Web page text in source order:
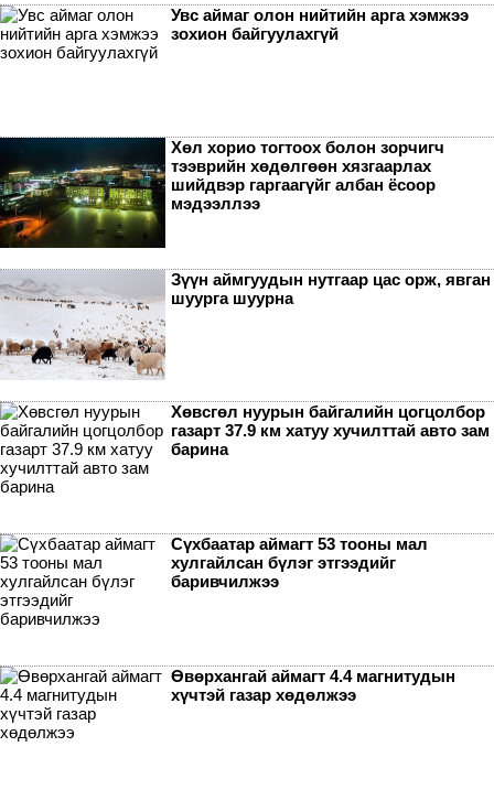
Увс аймаг олон нийтийн арга хэмжээ
зохион байгуулахгүй
Хөл хорио тогтоох болон зорчигч
тээврийн хөдөлгөөн хязгаарлах
шийдвэр гаргаагүйг албан ёсоор
мэдээллээ
Зүүн аймгуудын нутгаар цас орж, явган
шуурга шуурна
Хөвсгөл нуурын байгалийн цогцолбор
газарт 37.9 км хатуу хучилттай авто зам
барина
Сүхбаатар аймагт 53 тооны мал
хулгайлсан бүлэг этгээдийг
баривчилжээ
Өвөрхангай аймагт 4.4 магнитудын
хүчтэй газар хөдөлжээ